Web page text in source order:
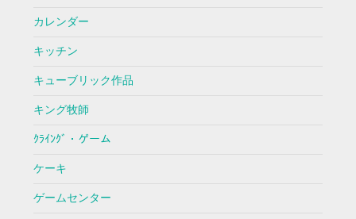
カレンダー
キッチン
キューブリック作品
キング牧師
ｸﾗｲﾝｸﾞ・ゲーム
ケーキ
ゲームセンター